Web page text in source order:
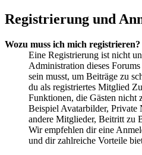
Registrierung und
Wozu muss ich mich registrieren?
Eine Registrierung ist nicht
Administration dieses
sein musst, um Beiträge zu
du als registriertes Mitglied
Funktionen, die Gästen nicht
Beispiel Avatarbilder, Private
andere Mitglieder, Beitritt zu
Wir empfehlen dir eine
und dir zahlreiche Vorteile